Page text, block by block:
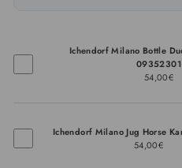
Ichendorf Milano Bottle
09352301
54,00€
Ichendorf Milano Jug Horse
54,00€